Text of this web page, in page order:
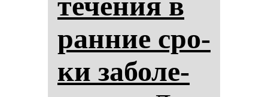
ран­ние сро­
ки за­бо­ле­